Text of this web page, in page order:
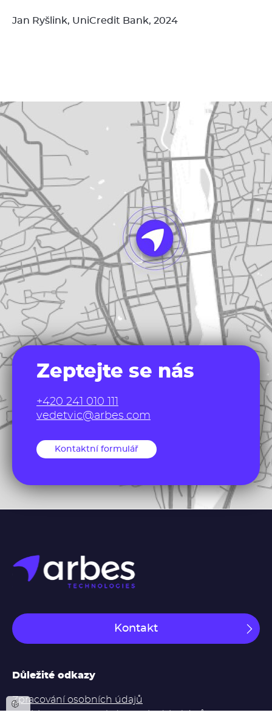
Jan Ryšlink, UniCredit Bank, 2024
Zeptejte se nás
+420 241 010 111
vedetvic@arbes.com
Kontaktní formulář
Kontakt
Důležité odkazy
Zpracování osobních údajů